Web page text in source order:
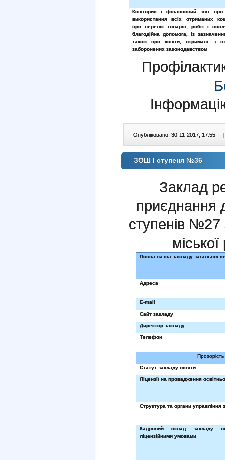
Кошторис і фінансовий звіт
використання всіх отриманих
про перелік товарів, робіт і
благодійна допомога, із
також про кошти, отримані з
заборонених законодавством
Опубліковано: 30-11-2017, 17:55 |
ЗОШ І ступеня №36
Заклад
приєднання
ступенів №27
Повна назва закладу загальної
Адреса
E-mail
Сайт закладу
Директор закладу
Телефон
Прозорість
Статут закладу освіти
Ліцензії на провадження
Структура та органи управління
Кадровий склад закладу
ліцензійними умовами